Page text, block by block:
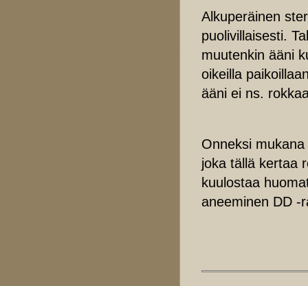
Alkuperäinen
puolivillaisesti.
muutenkin ääni
oikeilla
ääni ei ns.
Onneksi
joka tällä kertaa
kuulostaa
aneeminen DD -